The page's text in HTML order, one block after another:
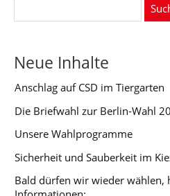
Neue Inhalte
Anschlag auf CSD im Tiergarten
Die Briefwahl zur Berlin‑Wahl
Unsere Wahlprogramme
Sicherheit und Sauberkeit im
Bald dürfen wir wieder wählen,